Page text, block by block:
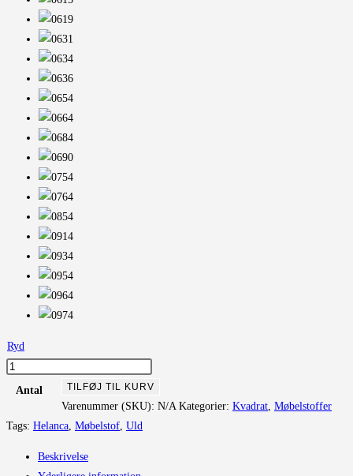
Ryd
Tonus
Antal TILFØJ TIL KURV
Varenummer (SKU): N/A Kategorier: Kvadrat Møbelstoffer
Tags: Helanca Møbelstof Uld
Beskrivelse